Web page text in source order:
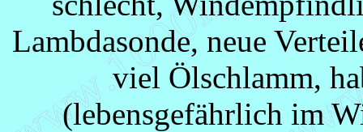
Lambdasonde, neue
viel Ölschlamm,
(lebensgefährlich im